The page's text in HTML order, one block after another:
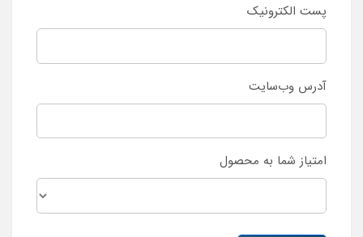
پست الکترونیک
آدرس وب‌سایت
امتیاز شما به محصول